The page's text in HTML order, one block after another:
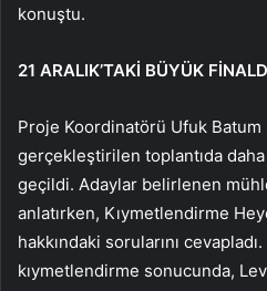
konuştu.
21 ARALIK’TAKİ BÜYÜK
Proje Koordinatörü Ufuk
gerçekleştirilen toplantıda
geçildi. Adaylar belirlenen
anlatırken, Kıymetlendirme
hakkındaki sorularını
kıymetlendirme sonucunda,